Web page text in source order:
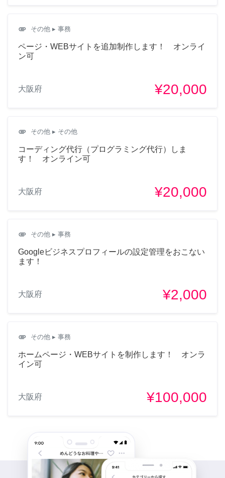
attachment その他 ▸ 事務
ページ・WEBサイトを追加制作します！ オンライ
ン可
大阪府 ¥20,000
attachment その他 ▸ その他
コーディング代行（プログラミング代行）しま
す！ オンライン可
大阪府 ¥20,000
attachment その他 ▸ 事務
Googleビジネスプロフィールの設定管理をおこない
ます！
大阪府 ¥2,000
attachment その他 ▸ 事務
ホームページ・WEBサイトを制作します！ オンラ
イン可
大阪府 ¥100,000